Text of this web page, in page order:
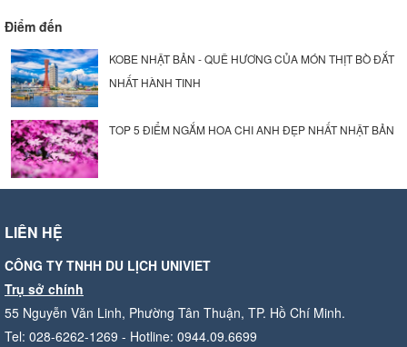
Điểm đến
KOBE NHẬT BẢN - QUÊ HƯƠNG CỦA MÓN THỊT BÒ ĐẮT
NHẤT HÀNH TINH
TOP 5 ĐIỂM NGẮM HOA CHI ANH ĐẸP NHẤT NHẬT BẢN
LIÊN HỆ
CÔNG TY TNHH DU LỊCH UNIVIET
Trụ sở chính
55 Nguyễn Văn Linh, Phường Tân Thuận, TP. Hồ Chí Minh.
Tel: 028-6262-1269 - Hotline: 0944.09.6699